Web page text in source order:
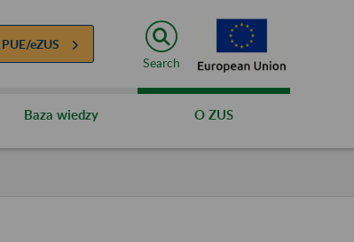
PUE/eZUS
Search
Baza wiedzy O ZUS